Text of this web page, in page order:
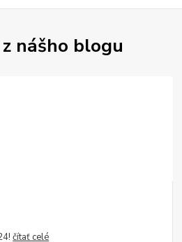
nášho blogu
čítať celé